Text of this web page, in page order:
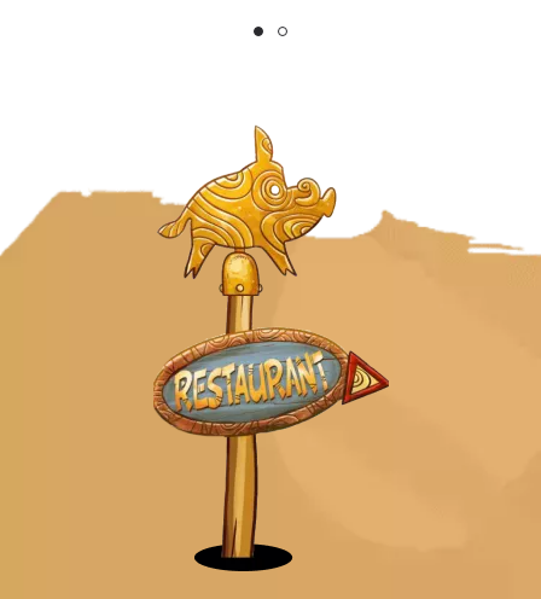
fois la date passée, si votre billet n'est
pas utilisé, il sera considéré comme
périmé et ne pourra plus être utilisé.
Modifier ma date de visite :cliquer ici.
Si vous avez également acheté de la
restauration, vous devrez modifier la date
d’utilisation en même temps.
Sous réserve de disponibilité sur la nouvelle
date choisie.
L'entrée est gratuite pour les enfants de
moins de 3 ans.
Pour des raisons de sécurité, l'accès à
certaines attractions fait l'objet de
restrictions de taille minimale et/ou
maximale.
Prix du parking : 20€, à régler sur place.